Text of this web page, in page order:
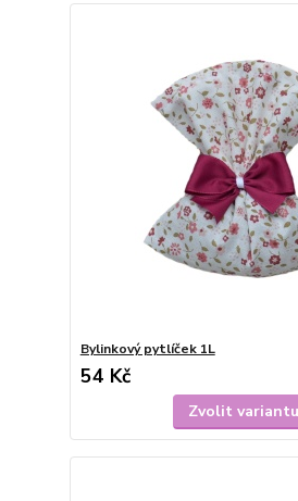
Bylinkový pytlíček 1L
54 Kč
Zvolit variantu